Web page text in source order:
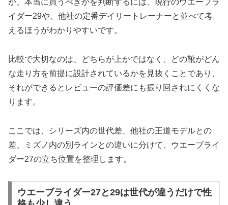
が、本当に買うべきかを判断するには、現行のウエーブラ
イダー29や、他社の定番デイリートレーナーと並べて考
えるほうがわかりやすいです。
比較で大切なのは、どちらが上かではなく、どの靴がどん
な走り方を前提に設計されているかを見抜くことであり、
それができるとレビューの評価差にも振り回されにくくな
ります。
ここでは、シリーズ内の世代差、他社の王道モデルとの
差、ミズノ内の別ラインとの違いに分けて、ウエーブライ
ダー27の立ち位置を整理します。
ウエーブライダー27と29は世代が違うだけで性